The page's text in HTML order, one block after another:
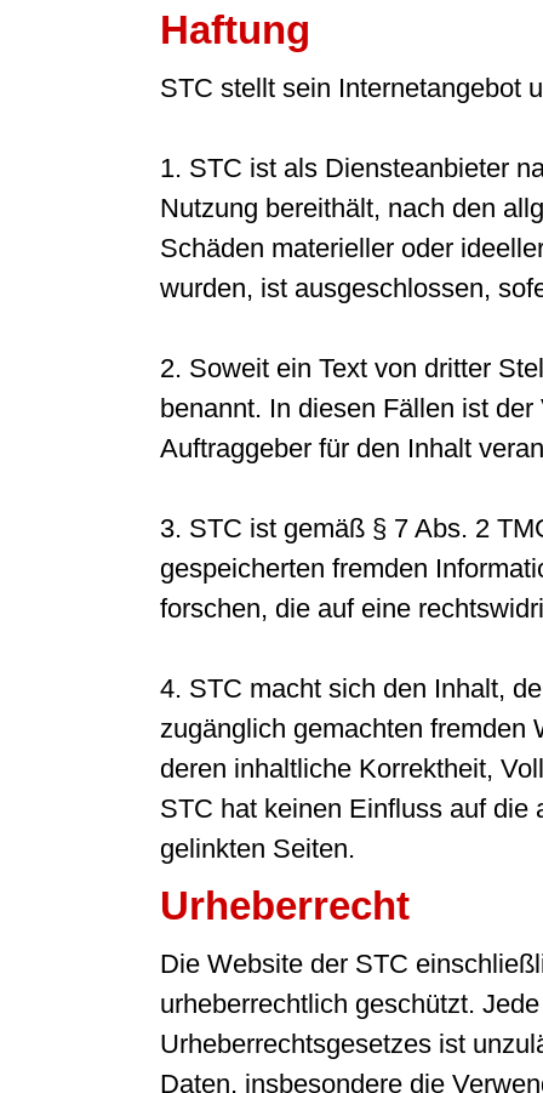
Haftung
STC stellt sein Internetangebot
1. STC ist als Diensteanbieter
Nutzung bereithält, nach den
Schäden materieller oder
wurden, ist ausgeschlossen,
2. Soweit ein Text von dritter
benannt. In diesen Fällen ist
Auftraggeber für den Inhalt
3. STC ist gemäß § 7 Abs. 2
gespeicherten fremden
forschen, die auf eine
4. STC macht sich den Inhalt,
zugänglich gemachten fremden
deren inhaltliche Korrektheit,
STC hat keinen Einfluss auf die
gelinkten Seiten.
Urheberrecht
Die Website der STC
urheberrechtlich geschützt.
Urheberrechtsgesetzes ist
Daten, insbesondere die